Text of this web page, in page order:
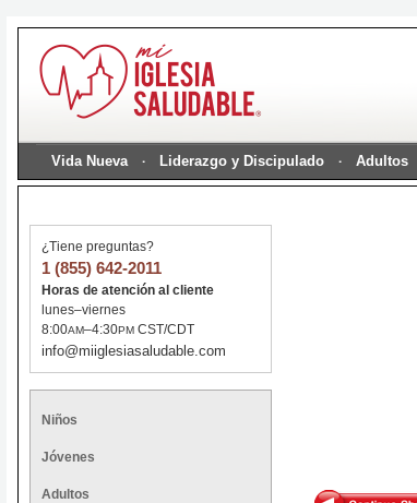
Vida Nueva Liderazgo y Discipulado Adultos
¿Tiene preguntas?
1 (855) 642-2011
Horas de atención al cliente
lunes–viernes
8:00AM–4:30PM CST/CDT
info@miiglesiasaludable.com
Niños
Jóvenes
Adultos